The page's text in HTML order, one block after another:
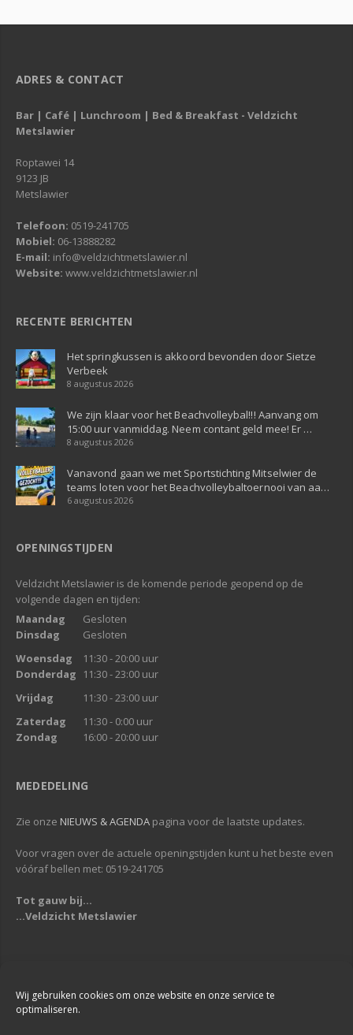
Wij gebruiken cookies om onze website en onze service te
optimaliseren.
ADRES & CONTACT
Bar | Café | Lunchroom | Bed & Breakfast - Veldzicht
Metslawier
Roptawei 14
9123 JB
Metslawier
Telefoon: 0519-241705
Mobiel: 06-13888282
E-mail: info@veldzichtmetslawier.nl
Website: www.veldzichtmetslawier.nl
RECENTE BERICHTEN
Het springkussen is akkoord bevonden door Sietze
Verbeek
8 augustus 2026
We zijn klaar voor het Beachvolleybal!!! Aanvang om
15:00 uur vanmiddag. Neem contant geld mee! Er …
8 augustus 2026
Vanavond gaan we met Sportstichting Mitselwier de
teams loten voor het Beachvolleybaltoernooi van aa…
6 augustus 2026
OPENINGSTIJDEN
Veldzicht Metslawier is de komende periode geopend op de
volgende dagen en tijden:
Maandag
Gesloten
Dinsdag
Gesloten
Woensdag
11:30 - 20:00 uur
Donderdag
11:30 - 23:00 uur
Vrijdag
11:30 - 23:00 uur
Zaterdag
11:30 - 0:00 uur
Zondag
16:00 - 20:00 uur
MEDEDELING
Zie onze NIEUWS & AGENDA pagina voor de laatste updates.
Voor vragen over de actuele openingstijden kunt u het beste even
vóóraf bellen met: 0519-241705
Tot gauw bij...
...Veldzicht Metslawier
| Webdesign & Development -DigiReus